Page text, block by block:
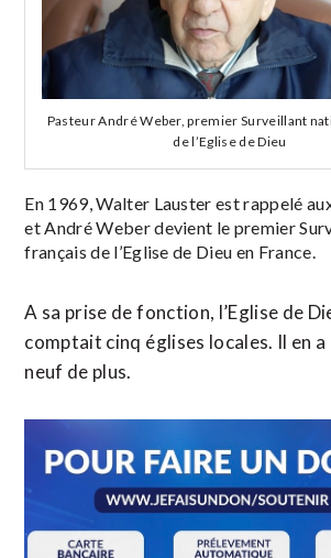
Pasteur André Weber, premier Surveillant
de l’Eglise de Dieu
En 1969,Walter Lauster est rappelé
etAndré Weber devient le premier
français de l’Eglise de Dieu en France.
A sa prise de fonction, l’Eglise de
comptait cinq églises locales. Il en
neuf de plus.